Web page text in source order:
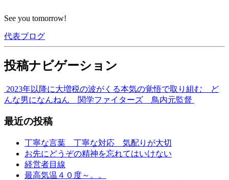
See you tomorrow!
代表ブログ
投稿ナビゲーション
2023年以降に大増税の波がくる本気の覚悟で取り組む ど
んな男になんねん 関学ファイターズ 鳥内元監督
最近の投稿
丁寧な言葉 丁寧な対応 気配りが大切
お先にどうぞの精神を忘れてはいけない
経営者目線
最高気温４０度～。。